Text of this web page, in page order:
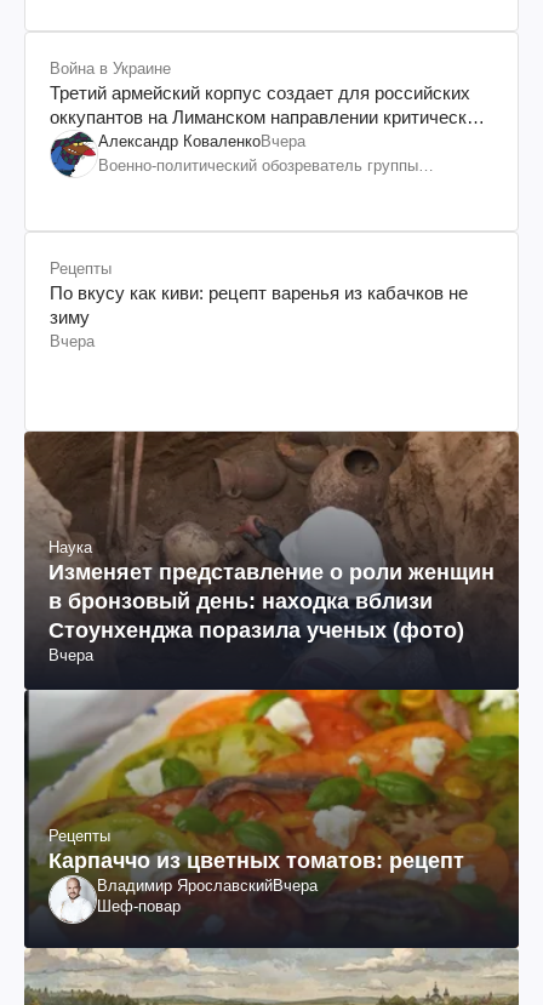
Война в Украине
Третий армейский корпус создает для российских
оккупантов на Лиманском направлении критический
дискомфорт: как это удалось
Александр КоваленкоВчера
Военно-политический обозреватель группы
Рецепты
По вкусу как киви: рецепт варенья из кабачков не
зиму
Вчера
Наука
Изменяет представление о роли женщин
в бронзовый день: находка вблизи
Стоунхенджа поразила ученых (фото)
Вчера
Рецепты
Карпаччо из цветных томатов: рецепт
Владимир ЯрославскийВчера
Шеф-повар